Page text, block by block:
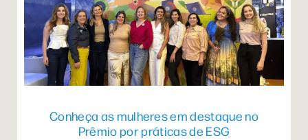
Conheça as mulheres em destaque no
Prêmio por práticas de ESG